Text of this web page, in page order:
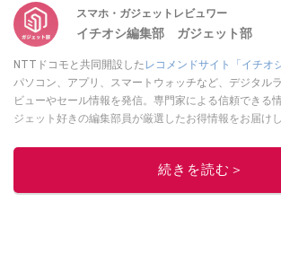
スマホ・ガジェットレビュワー
イチオシ編集部 ガジェット部
NTTドコモと共同開設した レコメンドサイト「イチオシ
パソコン、アプリ、スマートウォッチなど、デジタル
ビューやセール情報を発信。専門家による信頼できる
ジェット好きの編集部員が厳選したお得情報をお届けし
このイチオシス
続きを読む＞